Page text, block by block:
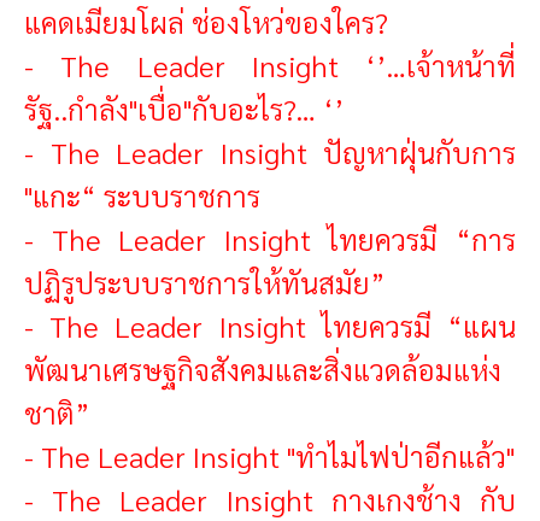
แคดเมียมโผล่ ช่องโหว่ของใคร?
- The Leader Insight ‘’…เจ้าหน้าที่
รัฐ..กำลัง"เบื่อ"กับอะไร?… ‘’
- The Leader Insight ปัญหาฝุ่นกับการ
"แกะ“ ระบบราชการ
- The Leader Insight ไทยควรมี “การ
ปฏิรูประบบราชการให้ทันสมัย”
- The Leader Insight ไทยควรมี “แผน
พัฒนาเศรษฐกิจสังคมและสิ่งแวดล้อมแห่ง
ชาติ”
- The Leader Insight "ทำไมไฟป่าอีกแล้ว"
- The Leader Insight กางเกงช้าง กับ